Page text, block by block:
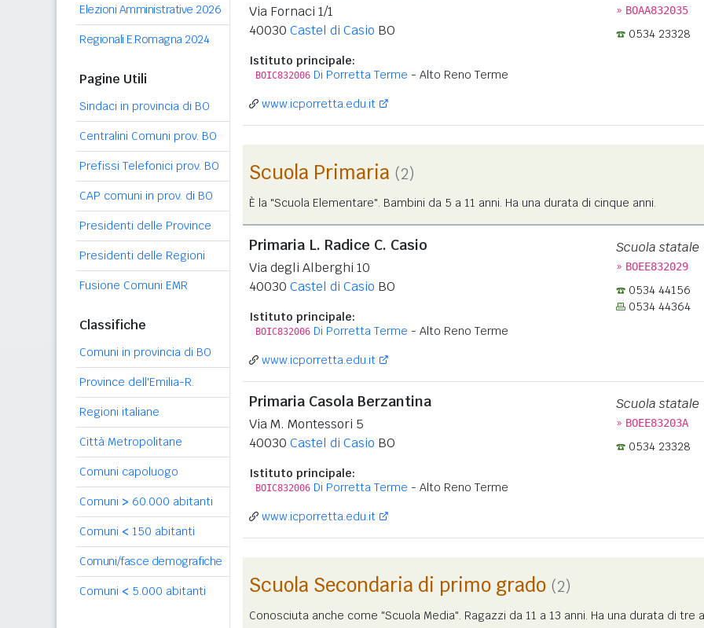
Elezioni Amministrative 2026
Regionali E.Romagna 2024
Pagine Utili
Sindaci in provincia di BO
Centralini Comuni prov. BO
Prefissi Telefonici prov. BO
CAP comuni in prov. di BO
Presidenti delle Province
Presidenti delle Regioni
Fusione Comuni EMR
Classifiche
Comuni in provincia di BO
Province dell'Emilia-R.
Regioni italiane
Città Metropolitane
Comuni capoluogo
Comuni > 60.000 abitanti
Comuni < 150 abitanti
Comuni/fasce demografiche
Comuni < 5.000 abitanti
Via Fornaci 1/1
40030 Castel di Casio BO
Istituto principale:
BOIC832006 Di Porretta Terme - Alto Reno Terme
» BOAA832035
0534 23328
www.icporretta.edu.it
Scuola Primaria (2)
È la "Scuola Elementare". Bambini da 5 a 11 anni. Ha una durata di cinque anni.
Primaria L. Radice C. Casio
Via degli Alberghi 10
40030 Castel di Casio BO
Istituto principale:
BOIC832006 Di Porretta Terme - Alto Reno Terme
Scuola statale
» BOEE832029
0534 44156
0534 44364
www.icporretta.edu.it
Primaria Casola Berzantina
Via M. Montessori 5
40030 Castel di Casio BO
Istituto principale:
BOIC832006 Di Porretta Terme - Alto Reno Terme
Scuola statale
» BOEE83203A
0534 23328
www.icporretta.edu.it
Scuola Secondaria di primo grado (2)
Conosciuta anche come "Scuola Media". Ragazzi da 11 a 13 anni. Ha una durata di tre